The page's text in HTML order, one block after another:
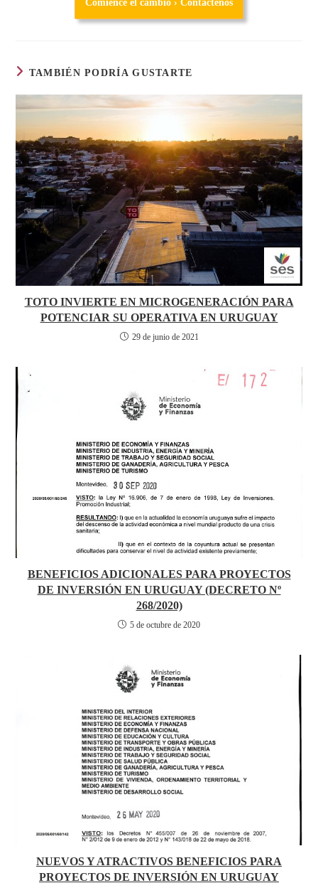
Comience el cambio › Contáctenos
TAMBIÉN PODRÍA GUSTARTE
TOTO INVIERTE EN MICROGENERACIÓN PARA
POTENCIAR SU OPERATIVA EN URUGUAY
29 de junio de 2021
BENEFICIOS ADICIONALES PARA PROYECTOS
DE INVERSIÓN EN URUGUAY (DECRETO Nº
268/2020)
5 de octubre de 2020
NUEVOS Y ATRACTIVOS BENEFICIOS PARA
PROYECTOS DE INVERSIÓN EN URUGUAY